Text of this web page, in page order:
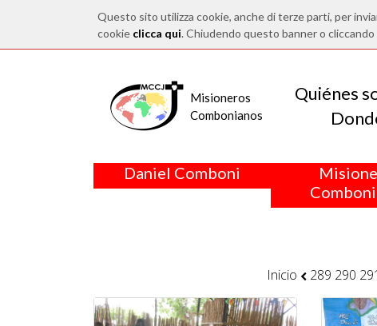
Questo sito utilizza cookie, anche di terze parti, per
cookie clicca qui. Chiudendo questo banner o
Misioneros
Combonianos
Quiénes
Daniel Comboni
Inicio 289 290 291